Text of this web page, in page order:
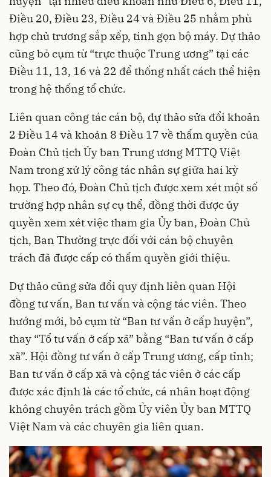
Điều 20, Điều 23, Điều 24 và Điều 25 nhằm phù
hợp chủ trương sắp xếp, tinh gọn bộ máy. Dự thảo
cũng bỏ cụm từ “trực thuộc Trung ương” tại các
Điều 11, 13, 16 và 22 để thống nhất cách thể hiện
trong hệ thống tổ chức.
Liên quan công tác cán bộ, dự thảo sửa đổi khoản
2 Điều 14 và khoản 8 Điều 17 về thẩm quyền của
Đoàn Chủ tịch Ủy ban Trung ương MTTQ Việt
Nam trong xử lý công tác nhân sự giữa hai kỳ
họp. Theo đó, Đoàn Chủ tịch được xem xét một số
trường hợp nhân sự cụ thể, đồng thời được ủy
quyền xem xét việc tham gia Ủy ban, Đoàn Chủ
tịch, Ban Thường trực đối với cán bộ chuyên
trách đã được cấp có thẩm quyền giới thiệu.
Dự thảo cũng sửa đổi quy định liên quan Hội
đồng tư vấn, Ban tư vấn và cộng tác viên. Theo
hướng mới, bỏ cụm từ “Ban tư vấn ở cấp huyện”,
thay “Tổ tư vấn ở cấp xã” bằng “Ban tư vấn ở cấp
xã”. Hội đồng tư vấn ở cấp Trung ương, cấp tỉnh;
Ban tư vấn ở cấp xã và cộng tác viên ở các cấp
được xác định là các tổ chức, cá nhân hoạt động
không chuyên trách gồm Ủy viên Ủy ban MTTQ
Việt Nam và các chuyên gia liên quan.